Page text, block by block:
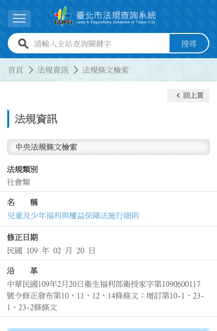
展開選單
全站查詢關鍵字欄位 搜尋
首頁 法規資訊 法規條文檢索
法規資訊
keyboard_arrow_left 回上頁
中央法規條文檢索
法規類別
社會類
名 稱
兒童及少年福利與權益保障法施行細則
修正日期
民國 109 年 02 月 20 日
沿 革
中華民國109年2月20日衛生福利部衛授家字第1090600117
號令修正發布第10、11、12、14條條文；增訂第10-1、23-
1、23-2條條文